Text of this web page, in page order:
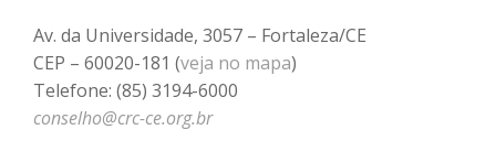
Av. da Universidade, 3057 – Fortaleza/CE
CEP – 60020-181 (veja no mapa)
Telefone: (85) 3194-6000
conselho@crc-ce.org.br